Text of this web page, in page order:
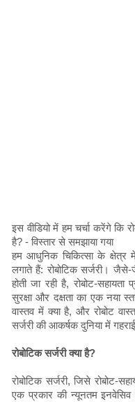
इस वीडियो में हम चर्चा करेंगे कि
है? - विस्तार से समझाया गया
हम आधुनिक चिकित्सा के क्षेत्र
लगाते हैं: रोबोटिक सर्जरी। जैसे-
होती जा रही है, रोबोट-सहायता
सुरक्षा और दक्षता का एक नया
वास्तव में क्या है, और रोबोट
सर्जरी की आकर्षक दुनिया में
रोबोटिक सर्जरी क्या है?
रोबोटिक सर्जरी, जिसे रोबोट-
एक प्रकार की न्यूनतम इनवेसिव